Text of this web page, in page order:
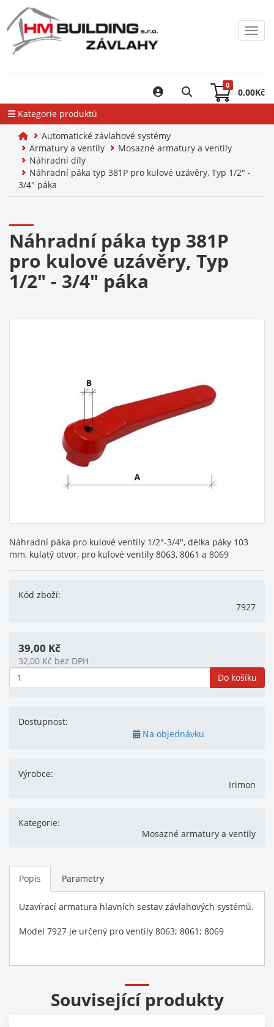
0
0,00Kč
Kategorie produktů
Automatické závlahové systémy
Armatury a ventily
Mosazné armatury a ventily
Náhradní díly
Náhradní páka typ 381P pro kulové uzávěry, Typ 1/2" -
3/4" páka
Náhradní páka typ 381P
pro kulové uzávěry, Typ
1/2" - 3/4" páka
Náhradní páka pro kulové ventily 1/2"-3/4", délka páky 103
mm, kulatý otvor, pro kulové ventily 8063, 8061 a 8069
Kód zboží:
7927
39,00 Kč
32,00 Kč bez DPH
Do košíku
Dostupnost:
Na objednávku
Výrobce:
Irimon
Kategorie:
Mosazné armatury a ventily
Popis Parametry
Uzavírací armatura hlavních sestav závlahových systémů.
Model 7927 je určený pro ventily 8063; 8061; 8069
Související produkty